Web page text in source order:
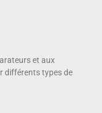
et aux
différents types de